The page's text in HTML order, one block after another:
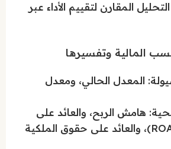
المقارن لتقييم الأداء عبر
المالية وتفسيرها
المعدل الحالي، ومعدل
هامش الربح، والعائد على
الأصول (ROA)، والعائد على حقوق الملكية